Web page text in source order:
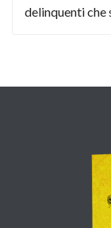
delinquenti